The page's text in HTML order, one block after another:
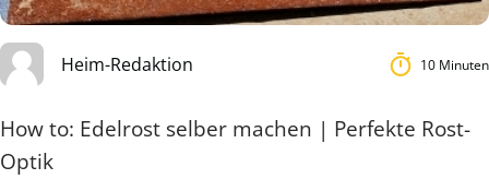
Heim-Redaktion 10 Minuten
How to: Edelrost selber machen | Perfekte Rost-
Optik